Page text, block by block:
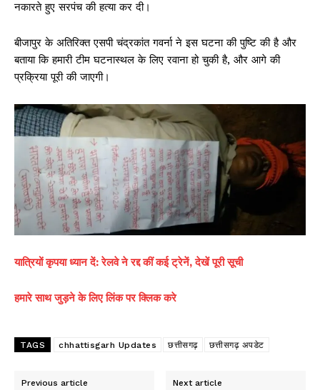
नकारते हुए सरपंच की हत्या कर दी।
बीजापुर के अतिरिक्त एसपी चंद्रकांत गवर्ना ने इस घटना की पुष्टि की है और
बताया कि हमारी टीम घटनास्थल के लिए रवाना हो चुकी है, और आगे की
प्रक्रिया पूरी की जाएगी।
यात्रियों कृपया ध्यान दें: रेलवे ने रद्द कीं कई ट्रेनें, देखें पूरी सूची
हमारे साथ जुड़ने के लिए लिंक पर क्लिक करे
TAGS chhattisgarh Updates छत्तीसगढ़ छत्तीसगढ़ अपडेट
Previous article Next article